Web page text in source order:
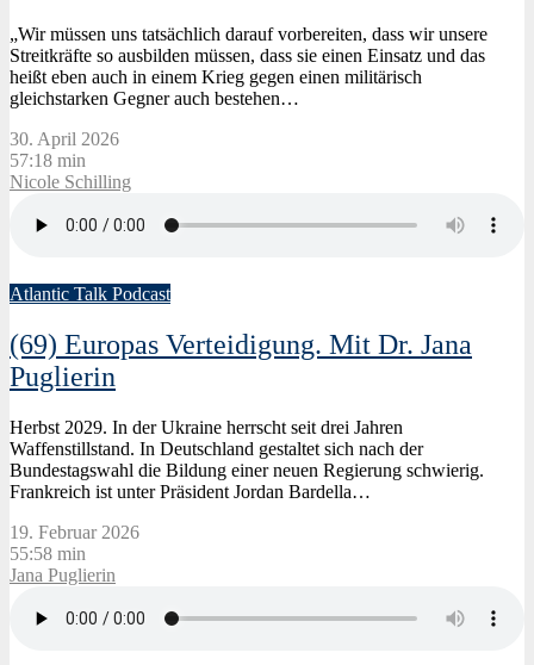
„Wir müssen uns tatsächlich darauf vorbereiten, dass wir unsere
Streitkräfte so ausbilden müssen, dass sie einen Einsatz und das
heißt eben auch in einem Krieg gegen einen militärisch
gleichstarken Gegner auch bestehen…
30. April 2026
57:18 min
Nicole Schilling
Atlantic Talk Podcast
(69) Europas Verteidigung. Mit Dr. Jana
Puglierin
Herbst 2029. In der Ukraine herrscht seit drei Jahren
Waffenstillstand. In Deutschland gestaltet sich nach der
Bundestagswahl die Bildung einer neuen Regierung schwierig.
Frankreich ist unter Präsident Jordan Bardella…
19. Februar 2026
55:58 min
Jana Puglierin